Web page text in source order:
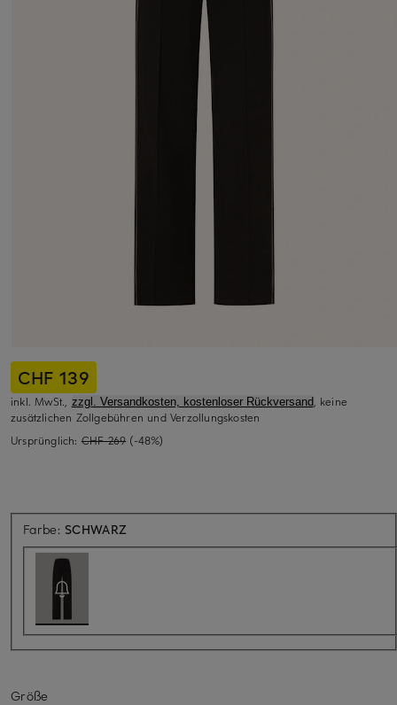
CHF 139
inkl. MwSt., zzgl. Versandkosten, kostenloser Rückversand, keine
zusätzlichen Zollgebühren und Verzollungskosten
Ursprünglich: CHF 269 (-48%)
Farbe: SCHWARZ
Größe